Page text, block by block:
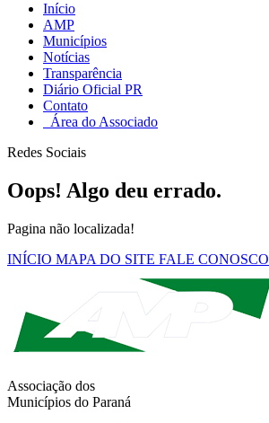
Início
AMP
Municípios
Notícias
Transparência
Diário Oficial PR
Contato
Área do Associado
Redes Sociais
Oops! Algo deu errado.
Pagina não localizada!
INÍCIO MAPA DO SITE FALE CONOSCO
Associação dos
Municípios do Paraná